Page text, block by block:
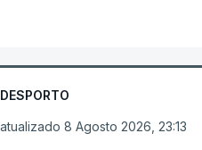
DESPORTO
atualizado 8 Agosto 2026, 23:13